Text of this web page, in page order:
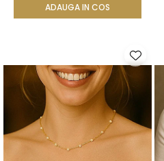
ADAUGA IN COS